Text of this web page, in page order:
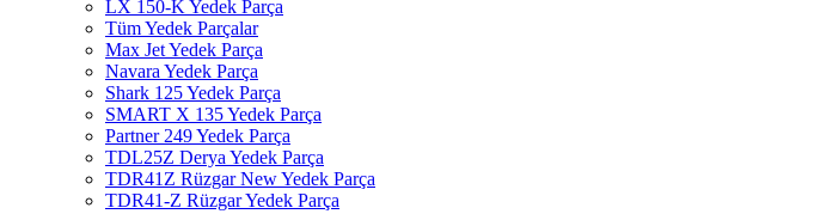
LX 150-K Yedek Parça
Tüm Yedek Parçalar
Max Jet Yedek Parça
Navara Yedek Parça
Shark 125 Yedek Parça
SMART X 135 Yedek Parça
Partner 249 Yedek Parça
TDL25Z Derya Yedek Parça
TDR41Z Rüzgar New Yedek Parça
TDR41-Z Rüzgar Yedek Parça